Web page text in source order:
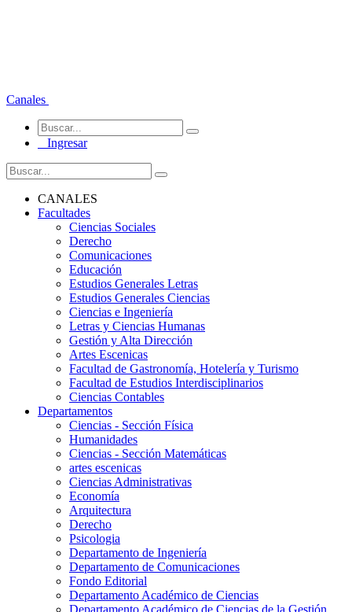
Canales
Ingresar
CANALES
Facultades
Ciencias Sociales
Derecho
Comunicaciones
Educación
Estudios Generales Letras
Estudios Generales Ciencias
Ciencias e Ingeniería
Letras y Ciencias Humanas
Gestión y Alta Dirección
Artes Escenicas
Facultad de Gastronomía, Hotelería y Turismo
Facultad de Estudios Interdisciplinarios
Ciencias Contables
Departamentos
Ciencias - Sección Física
Humanidades
Ciencias - Sección Matemáticas
artes escenicas
Ciencias Administrativas
Economía
Arquitectura
Derecho
Psicologia
Departamento de Ingeniería
Departamento de Comunicaciones
Fondo Editorial
Departamento Académico de Ciencias
Departamento Académico de Ciencias de la Gestión